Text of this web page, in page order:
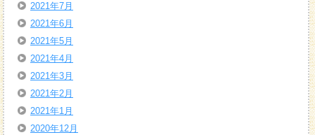
2021年7月
2021年6月
2021年5月
2021年4月
2021年3月
2021年2月
2021年1月
2020年12月